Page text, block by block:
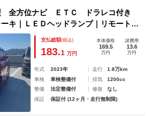
全方位ナビ ＥＴＣ ドラレコ付き
キ｜ＬＥＤヘッドランプ｜リモート格
ステアリングホイール｜１６インチア
トエアコン｜ＵＳＢソケット｜６スピ
支払総額(税込)
183.1 万円
本体価格
169.5
万円
諸費用
13.6
万円
年式 2023年 走行
1.8万km
車検
車検整備付 排気
1200cc
整備
法定整備付 修復
なし
保証
保証付 (12ヶ月・走行無制限)